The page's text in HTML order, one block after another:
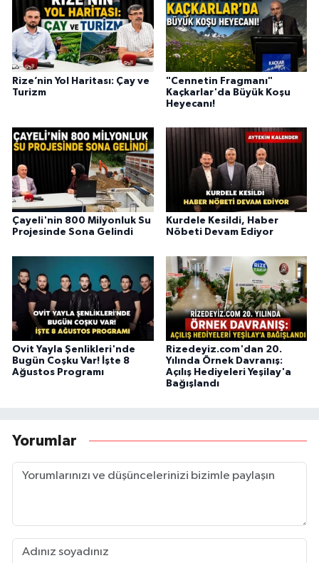
Rize’nin Yol Haritası: Çay ve
Turizm
"Cennetin Fragmanı"
Kaçkarlar'da Büyük Koşu
Heyecanı!
Çayeli'nin 800 Milyonluk Su
Projesinde Sona Gelindi
Kurdele Kesildi, Haber
Nöbeti Devam Ediyor
Ovit Yayla Şenlikleri'nde
Bugün Coşku Var! İşte 8
Ağustos Programı
Rizedeyiz.com'dan 20.
Yılında Örnek Davranış:
Açılış Hediyeleri Yeşilay'a
Bağışlandı
Yorumlar